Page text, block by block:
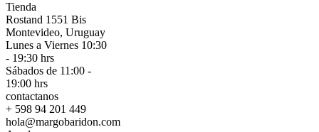
Tienda
Rostand 1551 Bis
Montevideo, Uruguay
Lunes a Viernes 10:30
- 19:30 hrs
Sábados de 11:00 -
19:00 hrs
contactanos
+ 598 94 201 449
hola@margobaridon.com